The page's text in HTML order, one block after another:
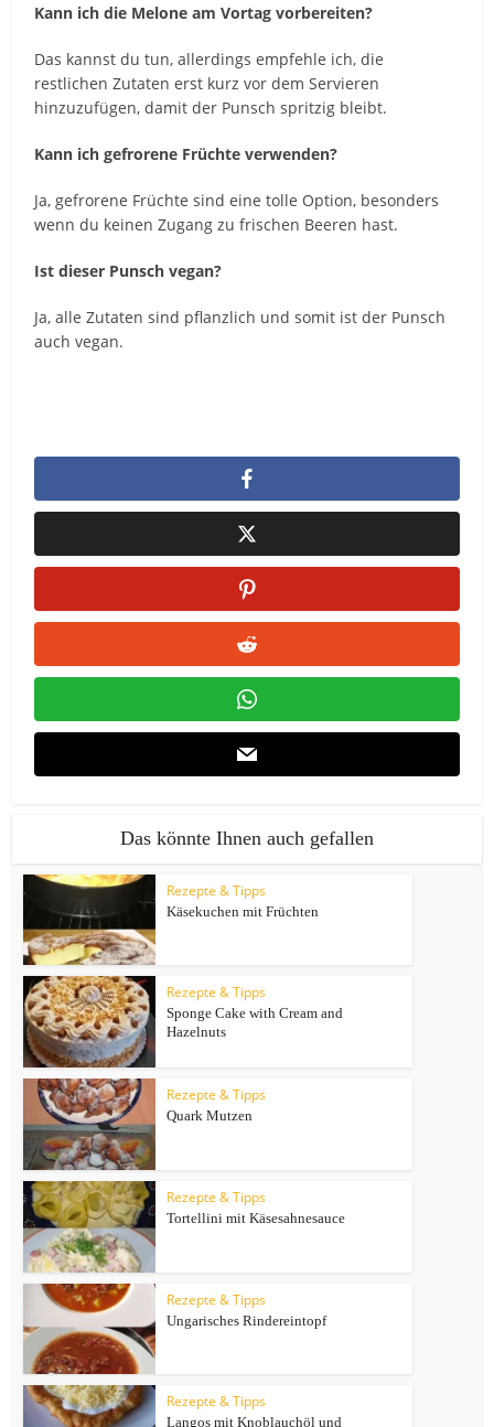
Kann ich die Melone am Vortag vorbereiten?
Das kannst du tun, allerdings empfehle ich, die
restlichen Zutaten erst kurz vor dem Servieren
hinzuzufügen, damit der Punsch spritzig bleibt.
Kann ich gefrorene Früchte verwenden?
Ja, gefrorene Früchte sind eine tolle Option, besonders
wenn du keinen Zugang zu frischen Beeren hast.
Ist dieser Punsch vegan?
Ja, alle Zutaten sind pflanzlich und somit ist der Punsch
auch vegan.
Das könnte Ihnen auch gefallen
Rezepte & Tipps
Käsekuchen mit Früchten
Rezepte & Tipps
Sponge Cake with Cream and
Hazelnuts
Rezepte & Tipps
Quark Mutzen
Rezepte & Tipps
Tortellini mit Käsesahnesauce
Rezepte & Tipps
Ungarisches Rindereintopf
Rezepte & Tipps
Langos mit Knoblauchöl und